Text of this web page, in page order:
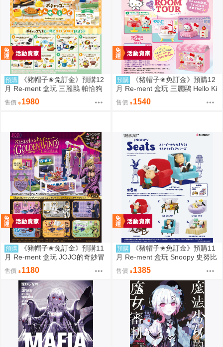
預購
《豬帽子✬免訂金》預購12
月 Re-ment 盒玩 三麗鷗 帕恰狗
烘焙食譜 中盒8入 0816
售價 1980
預購
《豬帽子✬免訂金》預購12
月 Re-ment 盒玩 三麗鷗 Hello Ki
tty 秘密房間之旅 中盒6入 0816
售價 1540
預購
《豬帽子✬免訂金》預購11
月 Re-ment 盒玩 JOJO的奇妙冒
險 服裝精品店 黃金之風 中盒6入
0816
售價 1180
預購
《豬帽子✬免訂金》預購11
月 Re-ment 盒玩 Snoopy 史努比
悠閒座椅場景 中盒6入 0816
售價 1385